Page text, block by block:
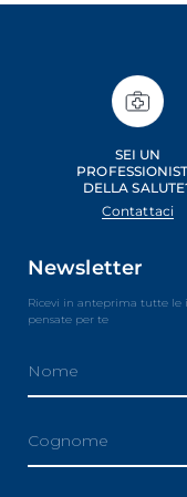
SEI UN
DELLA
Contattaci
Newsletter
Ricevi in anteprima tutte le
pensate per te